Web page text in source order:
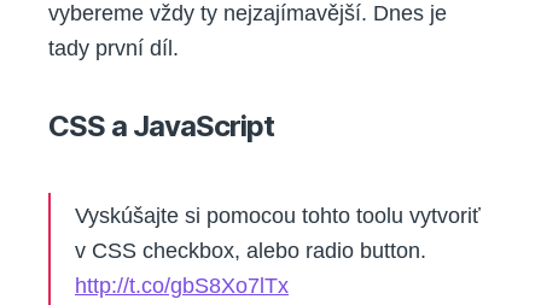
vybereme vždy ty nejzajímavější. Dnes je
tady první díl.
CSS a JavaScript
Vyskúšajte si pomocou tohto toolu vytvoriť
v CSS checkbox, alebo radio button.
http://t.co/gbS8Xo7lTx